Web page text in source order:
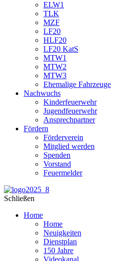
ELW1
TLK
MZF
LF20
HLF20
LF20 KatS
MTW1
MTW2
MTW3
Ehemalige Fahrzeuge
Nachwuchs
Kinderfeuerwehr
Jugendfeuerwehr
Ansprechpartner
Fördern
Förderverein
Mitglied werden
Spenden
Vorstand
Feuermelder
Schließen
Home
Home
Neuigkeiten
Dienstplan
150 Jahre
Videokanal